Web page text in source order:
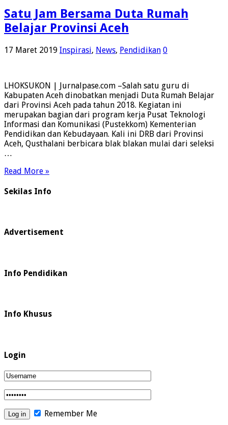
Satu Jam Bersama Duta Rumah
Belajar Provinsi Aceh
17 Maret 2019 Inspirasi, News, Pendidikan 0
LHOKSUKON | Jurnalpase.com –Salah satu guru di
Kabupaten Aceh dinobatkan menjadi Duta Rumah Belajar
dari Provinsi Aceh pada tahun 2018. Kegiatan ini
merupakan bagian dari program kerja Pusat Teknologi
Informasi dan Komunikasi (Pustekkom) Kementerian
Pendidikan dan Kebudayaan. Kali ini DRB dari Provinsi
Aceh, Qusthalani berbicara blak blakan mulai dari seleksi
…
Read More »
Sekilas Info
Advertisement
Info Pendidikan
Info Khusus
Login
Remember Me